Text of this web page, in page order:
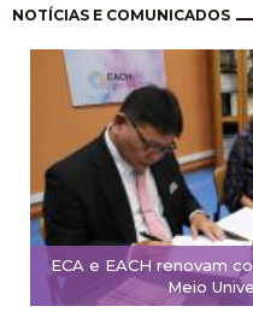
NOTÍCIAS E COMUNICADOS
ECA e EACH renovam
Meio
Paginação